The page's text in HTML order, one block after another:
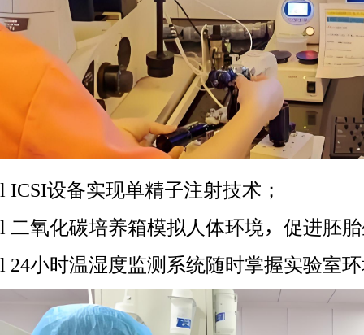
l ICSI设备实现单精子注射技术；
l 二氧化碳培养箱模拟人体环境，促进胚
l 24小时温湿度监测系统随时掌握实验室